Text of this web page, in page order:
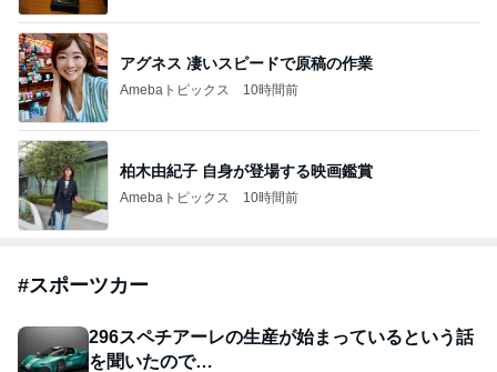
アグネス 凄いスピードで原稿の作業
Amebaトピックス 10時間前
柏木由紀子 自身が登場する映画鑑賞
Amebaトピックス 10時間前
#スポーツカー
296スペチアーレの生産が始まっているという話
を聞いたので…